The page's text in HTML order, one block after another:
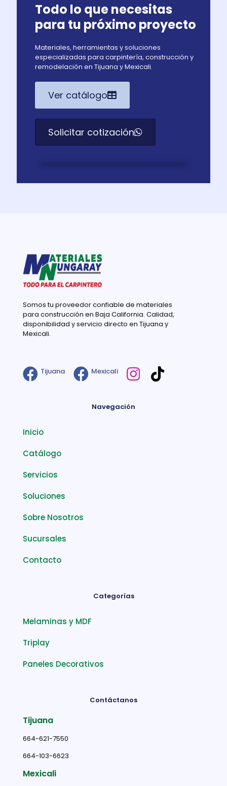
Todo lo que necesitas
para tu próximo proyecto
Materiales, herramientas y soluciones
especializadas para carpintería, construcción y
remodelación en Tijuana y Mexicali.
Ver catálogo
Solicitar cotización
Somos tu proveedor confiable de materiales
para construcción en Baja California. Calidad,
disponibilidad y servicio directo en Tijuana y
Mexicali.
Tijuana Mexicali
Navegación
Inicio
Catálogo
Servicios
Soluciones
Sobre Nosotros
Sucursales
Contacto
Categorías
Melaminas y MDF
Triplay
Paneles Decorativos
Contáctanos
Tijuana
664-621-7550
664-103-6623
Mexicali